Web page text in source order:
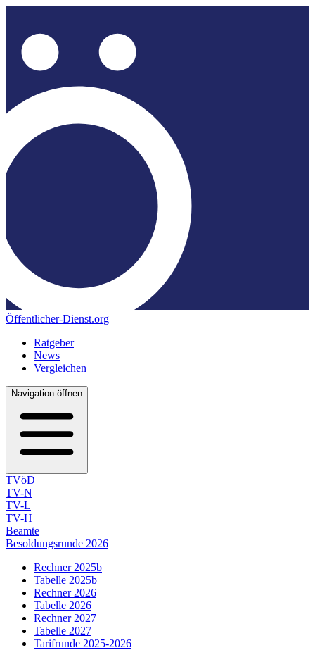
Öffentlicher-Dienst.org
Ratgeber
News
Vergleichen
Navigation öffnen
TVöD
TV-N
TV-L
TV-H
Beamte
Besoldungsrunde 2026
Rechner 2025b
Tabelle 2025b
Rechner 2026
Tabelle 2026
Rechner 2027
Tabelle 2027
Tarifrunde 2025-2026